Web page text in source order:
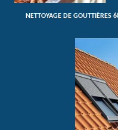
NETTOYAGE DE GOUTTIÈRES